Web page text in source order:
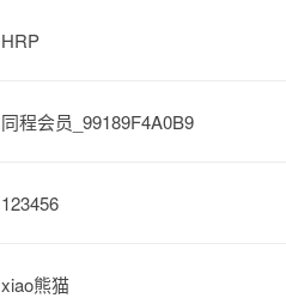
HRP
同程会员_99189F4A0B9
123456
xiao熊猫